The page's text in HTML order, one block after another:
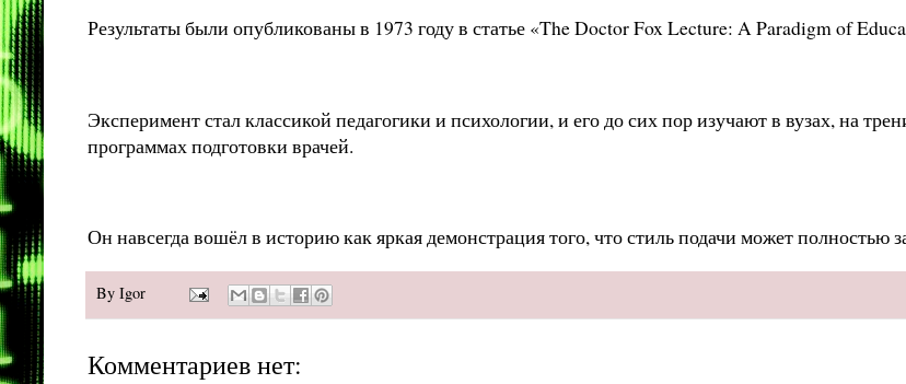
Результаты были опубликованы в 1973 году в статье «The Doctor Fox Lecture: A Paradigm of
Эксперимент стал классикой педагогики и психологии, и его до сих пор изучают в вузах, на
программах подготовки врачей.
Он навсегда вошёл в историю как яркая демонстрация того, что стиль подачи может полностью
By Igor
Комментариев нет: